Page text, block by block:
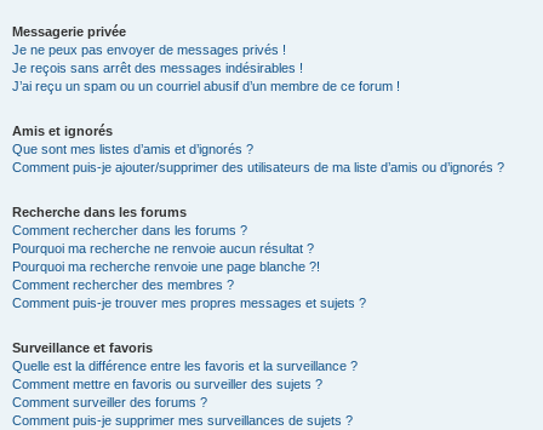
Messagerie privée
Je ne peux pas envoyer de messages privés !
Je reçois sans arrêt des messages indésirables !
J’ai reçu un spam ou un courriel abusif d’un membre de ce forum !
Amis et ignorés
Que sont mes listes d’amis et d’ignorés ?
Comment puis-je ajouter/supprimer des utilisateurs de ma liste d’amis ou d’ignorés ?
Recherche dans les forums
Comment rechercher dans les forums ?
Pourquoi ma recherche ne renvoie aucun résultat ?
Pourquoi ma recherche renvoie une page blanche ?!
Comment rechercher des membres ?
Comment puis-je trouver mes propres messages et sujets ?
Surveillance et favoris
Quelle est la différence entre les favoris et la surveillance ?
Comment mettre en favoris ou surveiller des sujets ?
Comment surveiller des forums ?
Comment puis-je supprimer mes surveillances de sujets ?